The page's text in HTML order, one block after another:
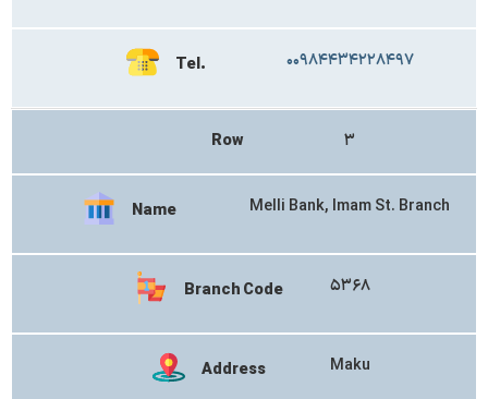
Tel. ۰۰۹۸۴۴۳۴۲۲۸۴۹۷
Row ۳
Name Melli Bank, Imam St. Branch
Branch Code ۵۳۶۸
Address Maku